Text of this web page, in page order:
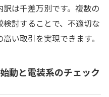
は千差万別です。複数の
討することで、不適切な
い取引を実現できます。
動と電装系のチェック